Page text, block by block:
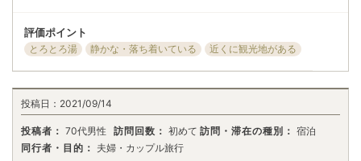
評価ポイント
とろとろ湯 静かな・落ち着いている 近くに観光地がある
投稿日： 2021/09/14
投稿者： 70代男性 訪問回数： 初めて 訪問・滞在の種別： 宿泊
同行者・目的： 夫婦・カップル旅行